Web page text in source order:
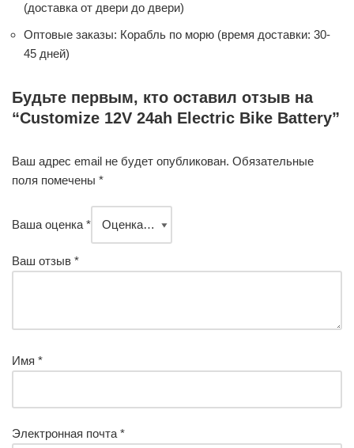
(доставка от двери до двери)
Оптовые заказы: Корабль по морю (время доставки: 30-
45 дней)
Будьте первым, кто оставил отзыв на
“Customize 12V 24ah Electric Bike Battery”
Ваш адрес email не будет опубликован. Обязательные
поля помечены *
Ваша оценка *
Ваш отзыв *
Имя *
Электронная почта *